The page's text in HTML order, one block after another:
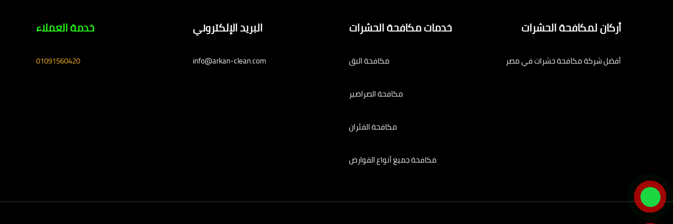
أركان لمكافحة الحشرات
أفضل شركة مكافحة حشرات في مصر
خدمات مكافحة الحشرات
مكافحة البق
مكافحة الصراصير
مكافحة الفئران
مكافحة جميع أنواع القوارض
البريد الإلكتروني
info@arkan-clean.com
خدمة العملاء
01091560420